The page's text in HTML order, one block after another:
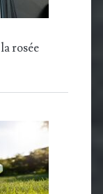
rosée